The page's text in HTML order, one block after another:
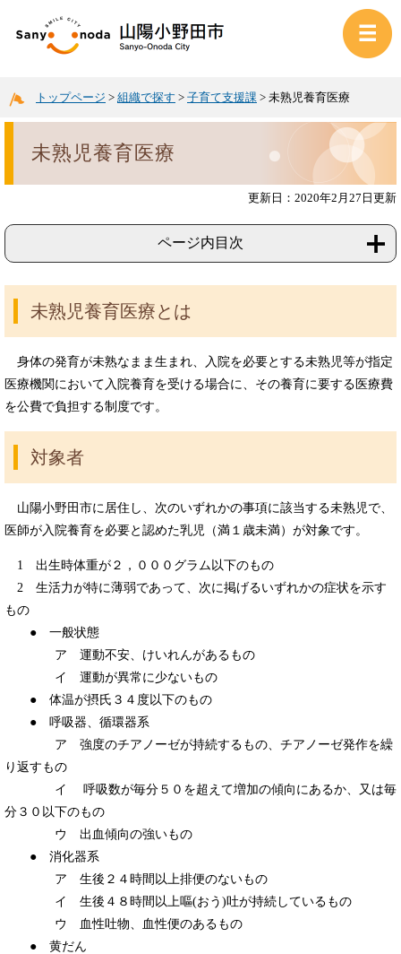
トップページ > 組織で探す > 子育て支援課 > 未熟児養育医療
未熟児養育医療
更新日：2020年2月27日更新
ページ内目次
未熟児養育医療とは
身体の発育が未熟なまま生まれ、入院を必要とする未熟児等が指定
医療機関において入院養育を受ける場合に、その養育に要する医療費
を公費で負担する制度です。
対象者
山陽小野田市に居住し、次のいずれかの事項に該当する未熟児で、
医師が入院養育を必要と認めた乳児（満１歳未満）が対象です。
1 出生時体重が２，０００グラム以下のもの
2 生活力が特に薄弱であって、次に掲げるいずれかの症状を示す
もの
● 一般状態
ア 運動不安、けいれんがあるもの
イ 運動が異常に少ないもの
● 体温が摂氏３４度以下のもの
● 呼吸器、循環器系
ア 強度のチアノーゼが持続するもの、チアノーゼ発作を繰
り返すもの
イ 呼吸数が毎分５０を超えて増加の傾向にあるか、又は毎
分３０以下のもの
ウ 出血傾向の強いもの
● 消化器系
ア 生後２４時間以上排便のないもの
イ 生後４８時間以上嘔(おう)吐が持続しているもの
ウ 血性吐物、血性便のあるもの
● 黄だん